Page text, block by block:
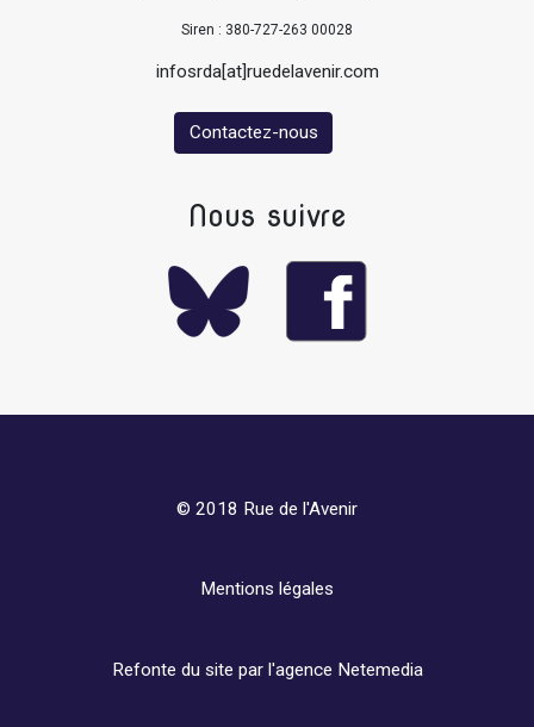
Siren : 380-727-263 00028
infosrda[at]ruedelavenir.com
Contactez-nous
Nous suivre
© 2018 Rue de l'Avenir
Mentions légales
Refonte du site par l'agence Netemedia